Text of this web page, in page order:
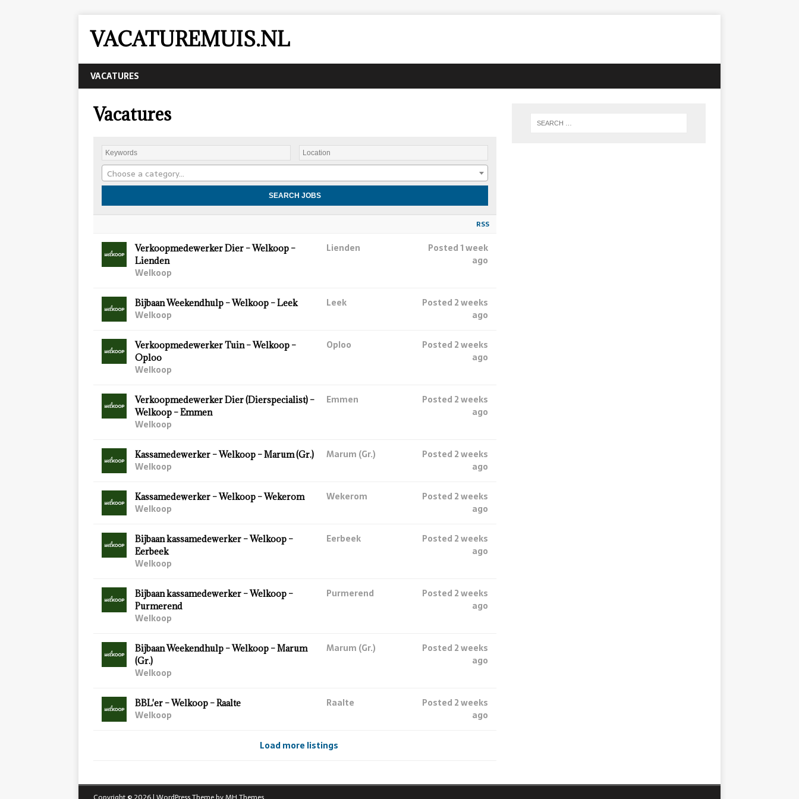
VACATUREMUIS.NL
VACATURES
Vacatures
Choose a category…
RSS
Verkoopmedewerker Dier – Welkoop –
Lienden
Welkoop
Lienden
Posted 1 week
ago
Bijbaan Weekendhulp – Welkoop – Leek
Welkoop
Leek
Posted 2 weeks
ago
Verkoopmedewerker Tuin – Welkoop –
Oploo
Welkoop
Oploo
Posted 2 weeks
ago
Verkoopmedewerker Dier (Dierspecialist) –
Welkoop – Emmen
Welkoop
Emmen
Posted 2 weeks
ago
Kassamedewerker – Welkoop – Marum (Gr.)
Welkoop
Marum (Gr.)
Posted 2 weeks
ago
Kassamedewerker – Welkoop – Wekerom
Welkoop
Wekerom
Posted 2 weeks
ago
Bijbaan kassamedewerker – Welkoop –
Eerbeek
Welkoop
Eerbeek
Posted 2 weeks
ago
Bijbaan kassamedewerker – Welkoop –
Purmerend
Welkoop
Purmerend
Posted 2 weeks
ago
Bijbaan Weekendhulp – Welkoop – Marum
(Gr.)
Welkoop
Marum (Gr.)
Posted 2 weeks
ago
BBL'er – Welkoop – Raalte
Welkoop
Raalte
Posted 2 weeks
ago
Load more listings